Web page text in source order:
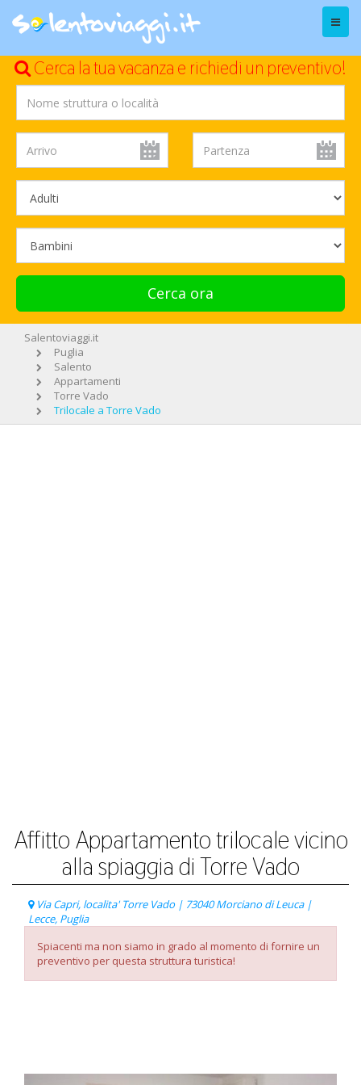
Menu
Cerca la tua vacanza e richiedi un preventivo!
Cerca ora
Salentoviaggi.it
Puglia
Salento
Appartamenti
Torre Vado
Trilocale a Torre Vado
Affitto Appartamento trilocale vicino
alla spiaggia di Torre Vado
Via Capri, localita' Torre Vado | 73040 Morciano di Leuca |
Lecce, Puglia
Spiacenti ma non siamo in grado al momento di fornire un
preventivo per questa struttura turistica!